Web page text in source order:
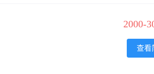
2000-
查看